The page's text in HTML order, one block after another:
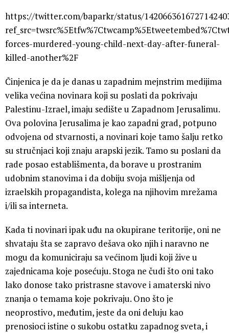
https://twitter.com/baparkr/status/
forces-murdered-young-child-next-day-after-funeral-
killed-another%2F
Činjenica je da je danas u zapadnim mejnstrim medijima
velika većina novinara koji su poslati da pokrivaju
Palestinu-Izrael, imaju sedište u Zapadnom Jerusalimu.
Ova polovina Jerusalima je kao zapadni grad, potpuno
odvojena od stvarnosti, a novinari koje tamo šalju retko
su stručnjaci koji znaju arapski jezik. Tamo su poslani da
rade posao establišmenta, da borave u prostranim
udobnim stanovima i da dobiju svoja mišljenja od
izraelskih propagandista, kolega na njihovim mrežama
i/ili sa interneta.
Kada ti novinari ipak uđu na okupirane teritorije, oni ne
shvataju šta se zapravo dešava oko njih i naravno ne
mogu da komuniciraju sa većinom ljudi koji žive u
zajednicama koje posećuju. Stoga ne čudi što oni tako
lako donose tako pristrasne stavove i amaterski nivo
znanja o temama koje pokrivaju. Ono što je
neoprostivo, međutim, jeste da oni deluju kao
prenosioci istine o sukobu ostatku zapadnog sveta, i